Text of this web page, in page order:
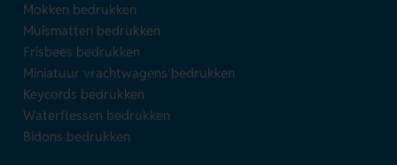
Mokken bedrukken
Muismatten bedrukken
Frisbees bedrukken
Miniatuur vrachtwagens bedrukken
Keycords bedrukken
Waterflessen bedrukken
Bidons bedrukken